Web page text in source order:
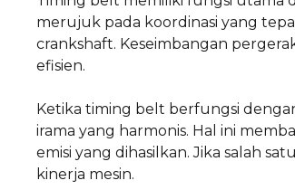
merujuk pada koordinasi yang
crankshaft. Keseimbangan
efisien.
Ketika timing belt berfungsi
irama yang harmonis. Hal ini
emisi yang dihasilkan. Jika salah
kinerja mesin.